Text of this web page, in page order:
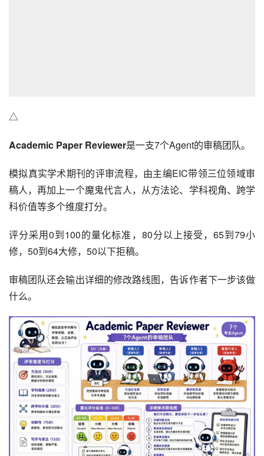
△
Academic Paper Reviewer是一支7个Agent的审稿团队。
模拟真实学术期刊的评审流程，由主编EIC带领三位领域审
稿人，再加上一个魔鬼代言人，从方法论、学科视角、跨学
科价值等多个维度打分。
评分采用0到100的量化标准，80分以上接受，65到79小
修，50到64大修，50以下拒稿。
审稿团队还会输出详细的修改路线图，告诉作者下一步该做
什么。